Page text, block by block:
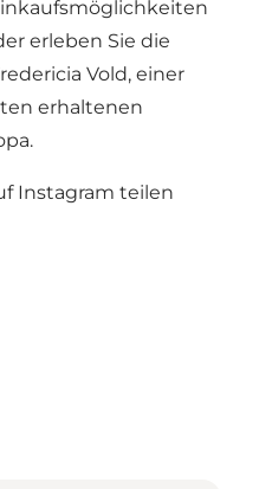
erleben Sie die
Vold, einer
erhaltenen
Instagram teilen